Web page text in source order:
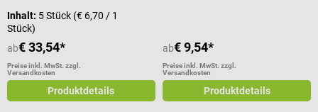
Inhalt: 5 Stück (€ 6,70 / 1
Stück)
ab€ 33,54*
Preise inkl. MwSt. zzgl.
Versandkosten
Produktdetails
ab€ 9,54*
Preise inkl. MwSt. zzgl.
Versandkosten
Produktdetails